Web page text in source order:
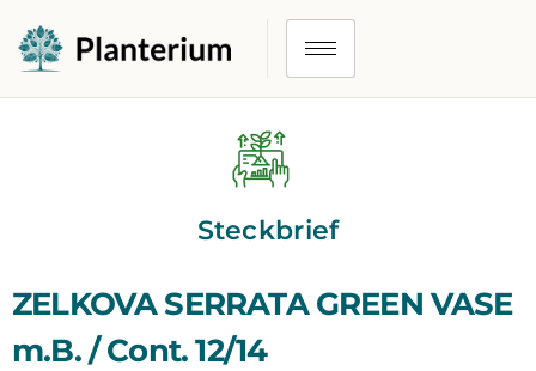
Steckbrief
ZELKOVA SERRATA GREEN VASE
m.B. / Cont. 12/14